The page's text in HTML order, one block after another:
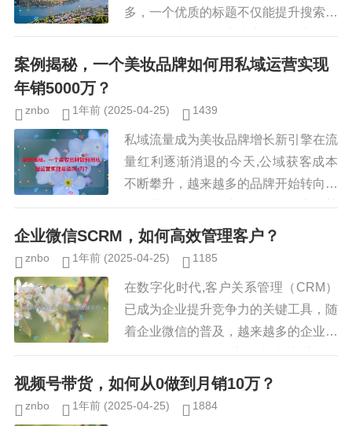
多，一个优质的标题不仅能提升搜索排
名，还能直接影响点击率和转化率，许
多卖家在标题优化上存在误区：要么堆
案例揭秘，一个美妆品牌如何用私域运营实现
年销5000万？
znbo 1年前 (2025-04-25) 1439
私域流量成为美妆品牌增长新引擎在流
量红利逐渐消退的今天,公域获客成本
不断攀升，越来越多的品牌开始转向私
域运营，以提升用户粘性和复购率，某
国产美妆品牌（以下简称“A品牌”）通
企业微信SCRM，如何高效管理客户？
znbo 1年前 (2025-04-25) 1185
在数字化时代,客户关系管理（CRM）
已成为企业提升竞争力的关键工具，随
着企业微信的普及，越来越多的企业开
始利用其强大的社交化客户关系管理
（SCRM）功能来优化客户管理流程，
视频号带货，如何从0做到月销10万？
znbo 1年前 (2025-04-25) 1884